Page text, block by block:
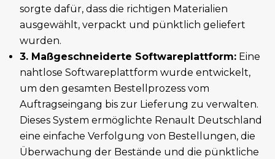
sorgte dafür, dass die richtigen Materialien
ausgewählt, verpackt und pünktlich geliefert
wurden.
3. Maßgeschneiderte Softwareplattform: Eine
nahtlose Softwareplattform wurde entwickelt,
um den gesamten Bestellprozess vom
Auftragseingang bis zur Lieferung zu verwalten.
Dieses System ermöglichte Renault Deutschland
eine einfache Verfolgung von Bestellungen, die
Überwachung der Bestände und die pünktliche